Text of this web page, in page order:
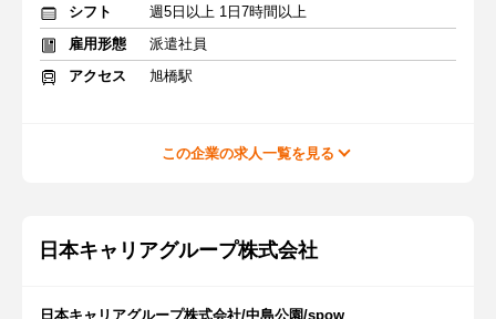
シフト
週5日以上 1日7時間以上
雇用形態
派遣社員
アクセス
旭橋駅
この企業の求人一覧を見る
日本キャリアグループ株式会社
日本キャリアグループ株式会社/中島公園/spow